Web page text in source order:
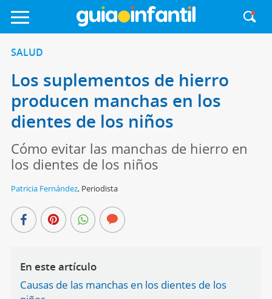
SALUD
Los suplementos de hierro
producen manchas en los
dientes de los niños
Cómo evitar las manchas de hierro en
los dientes de los niños
Patricia Fernández, Periodista
En este artículo
Causas de las manchas en los dientes de los